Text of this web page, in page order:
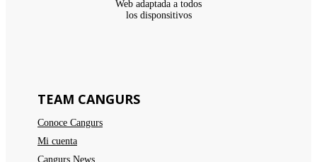
Web adaptada a todos
los disponsitivos
TEAM CANGURS
Conoce Cangurs
Mi cuenta
Cangurs News